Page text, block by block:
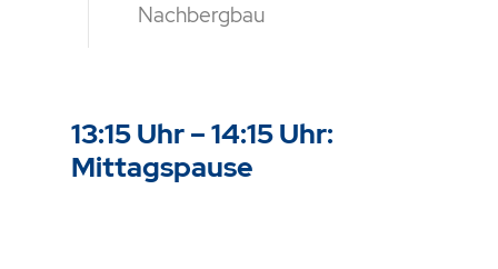
Nachbergbau
13:15 Uhr – 14:15 Uhr:
Mittagspause